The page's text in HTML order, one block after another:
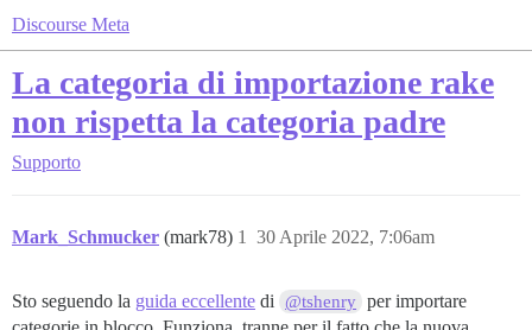
Discourse Meta
La categoria di importazione rake
non rispetta la categoria padre
Supporto
Mark_Schmucker (mark78) 30 Aprile 2022, 7:06am
1
Sto seguendo la guida eccellente di @tshenry per importare